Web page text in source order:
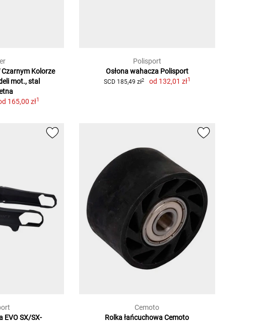
Czarnym Kolorze
mot., stal
165,00 zł1
Polisport
Osłona wahacza Polisport
SCD 185,49 zł2 od 132,01 zł1
EVO SX/SX-
Cemoto
Rolka łańcuchowa Cemoto